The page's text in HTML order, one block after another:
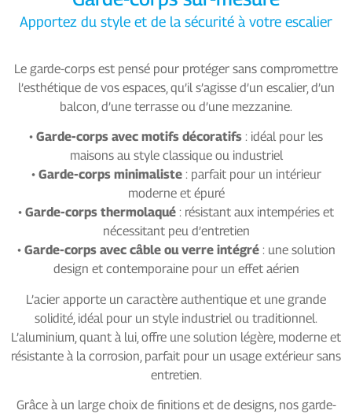
Apportez du style et de la sécurité à votre escalier
Le garde-corps est pensé pour protéger sans compromettre
l’esthétique de vos espaces, qu’il s’agisse d’un escalier, d’un
balcon, d’une terrasse ou d’une mezzanine.
• Garde-corps avec motifs décoratifs : idéal pour les
maisons au style classique ou industriel
•Garde-corps minimaliste: parfait pour un intérieur
moderne et épuré
• Garde-corps thermolaqué : résistant aux intempéries et
nécessitant peu d’entretien
• Garde-corps avec câble ou verre intégré: une solution
design et contemporaine pour un effet aérien
L’acier apporte un caractère authentique et une grande
solidité, idéal pour un style industriel ou traditionnel.
L’aluminium, quant à lui, offre une solution légère, moderne et
résistante à la corrosion, parfait pour un usage extérieur sans
entretien.
Grâce à un large choix de finitions et de designs, nos garde-